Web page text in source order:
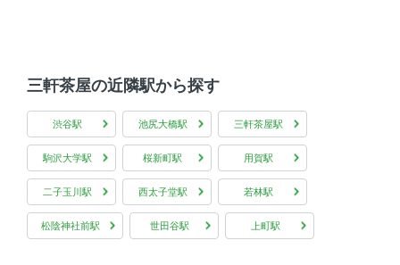
三軒茶屋の近隣駅から探す
渋谷駅 池尻大橋駅 三軒茶屋駅
駒沢大学駅 桜新町駅 用賀駅
二子玉川駅 西太子堂駅 若林駅
松陰神社前駅 世田谷駅 上町駅